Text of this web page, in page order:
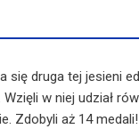
się druga tej jesieni
w niej udział
Zdobyli aż 14 medali!